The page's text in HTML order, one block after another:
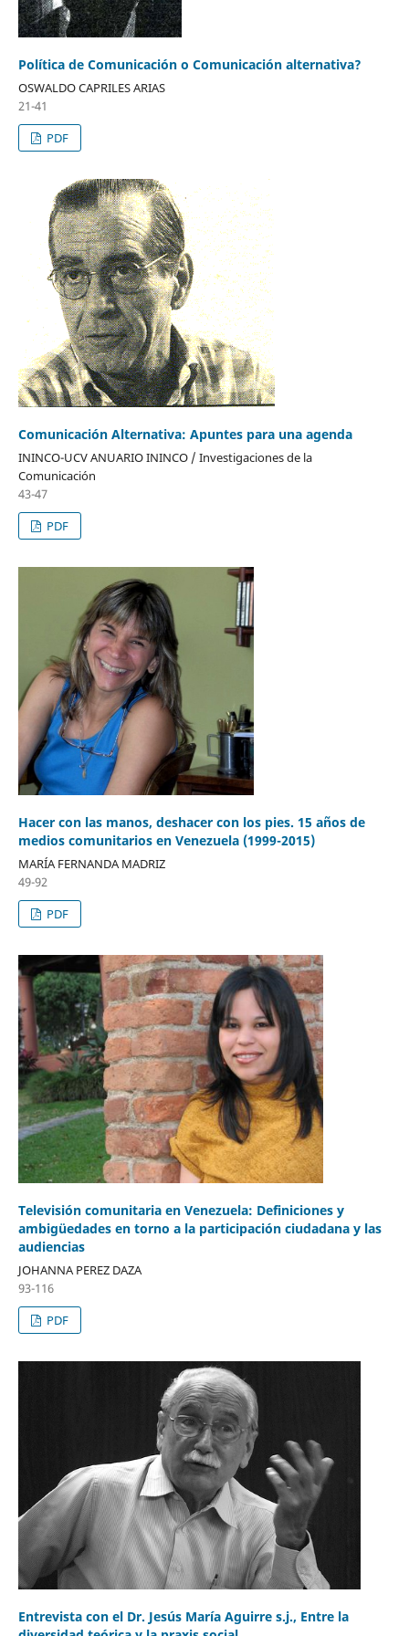
Política de Comunicación o Comunicación alternativa?
OSWALDO CAPRILES ARIAS
21-41
PDF
Comunicación Alternativa: Apuntes para una agenda
ININCO-UCV ANUARIO ININCO / Investigaciones de la
Comunicación
43-47
PDF
Hacer con las manos, deshacer con los pies. 15 años de
medios comunitarios en Venezuela (1999-2015)
MARÍA FERNANDA MADRIZ
49-92
PDF
Televisión comunitaria en Venezuela: Definiciones y
ambigüedades en torno a la participación ciudadana y las
audiencias
JOHANNA PEREZ DAZA
93-116
PDF
Entrevista con el Dr. Jesús María Aguirre s.j., Entre la